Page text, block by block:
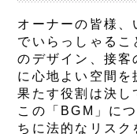
オーナーの皆様、
でいらっしゃるこ
のデザイン、接客
に心地よい空間
果たす役割は決し
この「BGM」に
ちに法的なリスク